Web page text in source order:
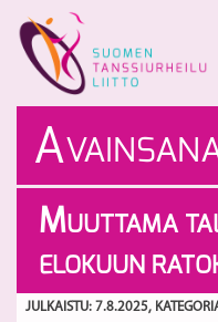
content
A
MUUTTAMA
ELOKUUN
JULKAISTU: 7.8.2025,